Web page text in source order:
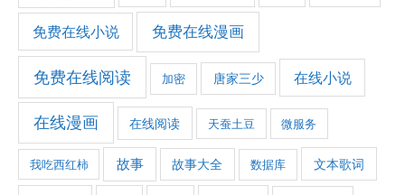
免费在线小说 免费在线漫画
免费在线阅读 加密 唐家三少 在线小说
在线漫画 在线阅读 天蚕土豆 微服务
我吃西红柿 故事 故事大全 数据库 文本歌词